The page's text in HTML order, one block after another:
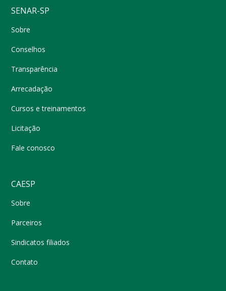
SENAR-SP
Sobre
Conselhos
Transparência
Arrecadação
Cursos e treinamentos
Licitação
Fale conosco
CAESP
Sobre
Parceiros
Sindicatos filiados
Contato